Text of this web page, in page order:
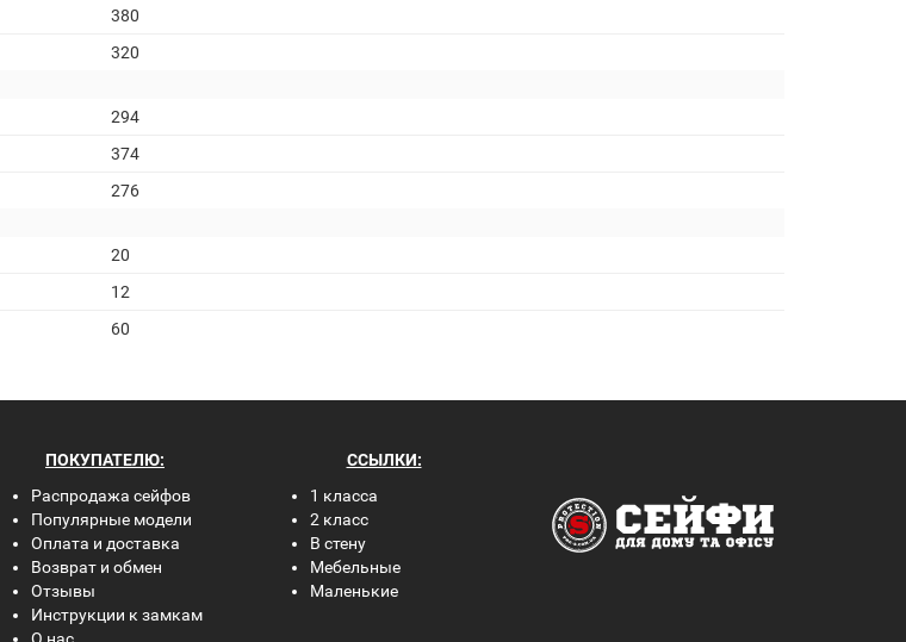
380
320
294
374
276
20
12
60
ПОКУПАТЕЛЮ:
Распродажа сейфов
Популярные модели
Оплата и доставка
Возврат и обмен
Отзывы
Инструкции к замкам
О нас
ССЫЛКИ:
1 класса
2 класс
В стену
Мебельные
Маленькие